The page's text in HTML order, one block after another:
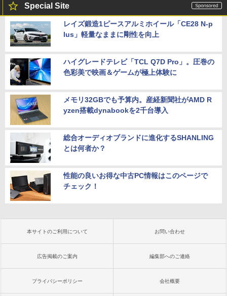
Special Site
レイズ鍛造1ピースアルミホイール「CE28 N-p
lus」軽量なままに剛性を向上
ハイグレードテレビ「TCL Q7D Pro」。圧巻の
色彩美で映画＆ゲームが極上体験に
メモリ32GBでも予算内。産経新聞社がAMD R
yzen搭載dynabookを2千台導入
総合オーディオブランドに進化するSHANLING
とは何者か？
性能の良いお得な中古PC情報はこのページで
チェック！
本サイトのご利用について お問い合わせ
広告掲載のご案内 編集部へのご連絡
プライバシーポリシー 会社概要